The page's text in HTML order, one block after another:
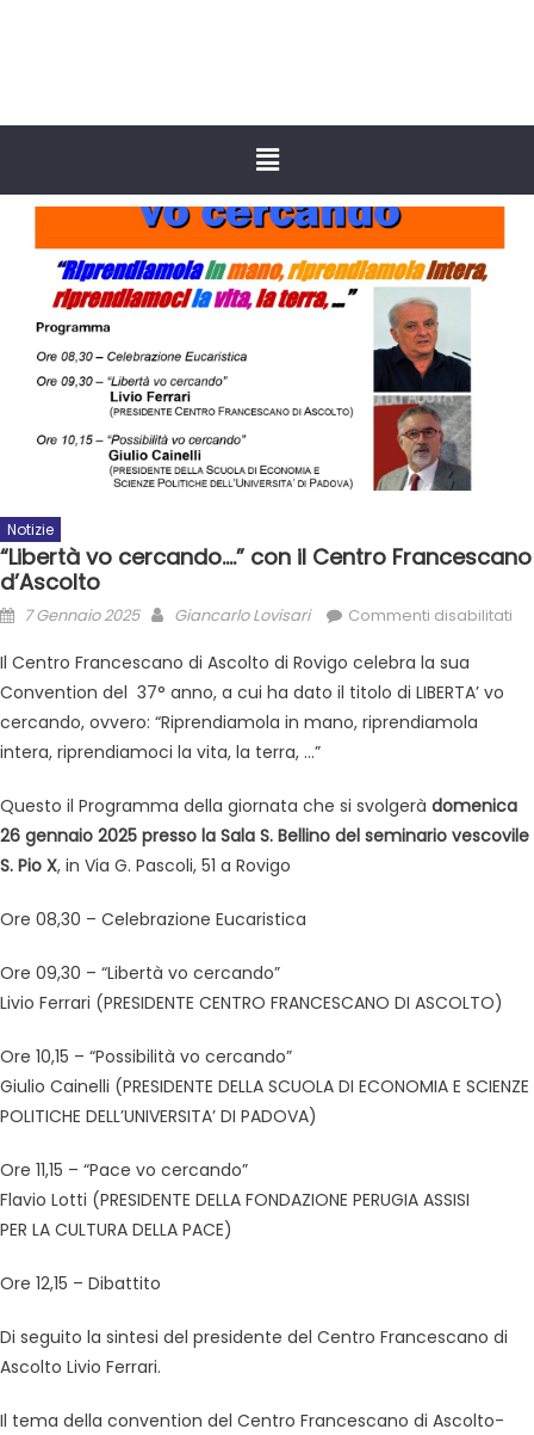
Notizie
“Libertà vo cercando….” con il Centro Francescano
d’Ascolto
7 Gennaio 2025 Giancarlo Lovisari Commenti disabilitati
Il Centro Francescano di Ascolto di Rovigo celebra la sua
Convention del 37° anno, a cui ha dato il titolo di LIBERTA’ vo
cercando, ovvero: “Riprendiamola in mano, riprendiamola
intera, riprendiamoci la vita, la terra, …”
Questo il Programma della giornata che si svolgerà domenica
26 gennaio 2025 presso la Sala S. Bellino del seminario vescovile
S. Pio X, in Via G. Pascoli, 51 a Rovigo
Ore 08,30 – Celebrazione Eucaristica
Ore 09,30 – “Libertà vo cercando”
Livio Ferrari (PRESIDENTE CENTRO FRANCESCANO DI ASCOLTO)
Ore 10,15 – “Possibilità vo cercando”
Giulio Cainelli (PRESIDENTE DELLA SCUOLA DI ECONOMIA E SCIENZE
POLITICHE DELL’UNIVERSITA’ DI PADOVA)
Ore 11,15 – “Pace vo cercando”
Flavio Lotti (PRESIDENTE DELLA FONDAZIONE PERUGIA ASSISI
PER LA CULTURA DELLA PACE)
Ore 12,15 – Dibattito
Di seguito la sintesi del presidente del Centro Francescano di
Ascolto Livio Ferrari.
Il tema della convention del Centro Francescano di Ascolto-